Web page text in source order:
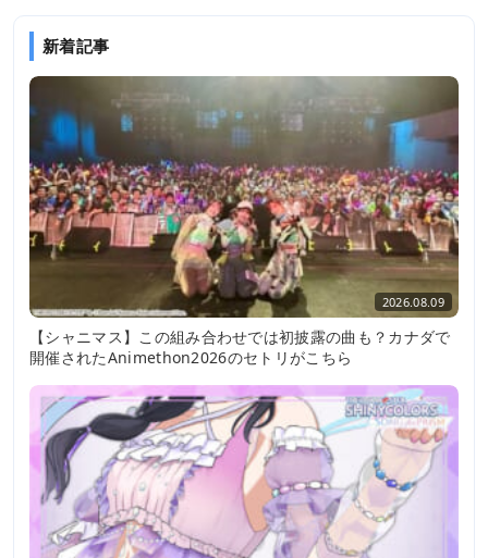
新着記事
2026.08.09
【シャニマス】この組み合わせでは初披露の曲も？カナダで
開催されたAnimethon2026のセトリがこちら